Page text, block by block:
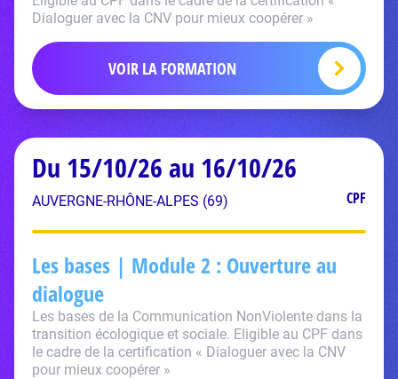
Dialoguer avec la CNV pour mieux coopérer »
VOIR LA FORMATION
Du 15/10/26 au 16/10/26
AUVERGNE-RHÔNE-ALPES (69) CPF
Les bases | Module 2 : Ouverture au
dialogue
Les bases de la Communication NonViolente dans la
transition écologique et sociale. Eligible au CPF dans
le cadre de la certification « Dialoguer avec la CNV
pour mieux coopérer »